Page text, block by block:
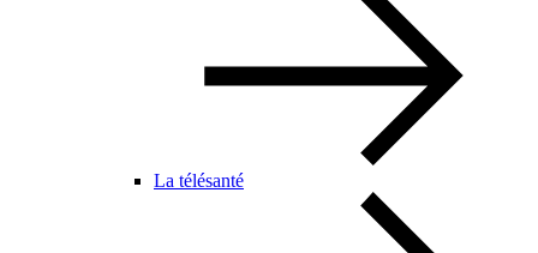
La télésanté